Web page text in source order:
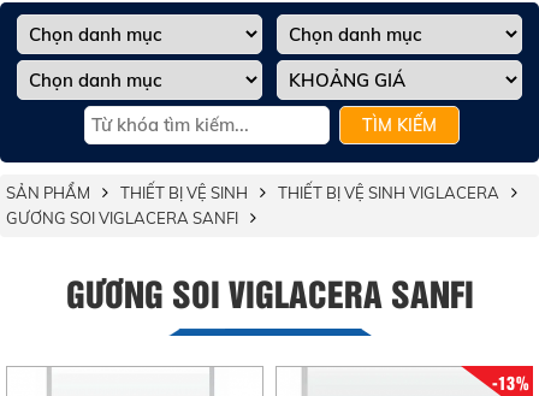
TÌM KIẾM
SẢN PHẨM THIẾT BỊ VỆ SINH
THIẾT BỊ VỆ SINH VIGLACERA
GƯƠNG SOI VIGLACERA SANFI
GƯƠNG SOI VIGLACERA SANFI
-13%